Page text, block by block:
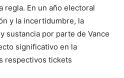
regla. En un año electoral
y la incertidumbre, la
sustancia por parte de Vance
significativo en la
respectivos tickets